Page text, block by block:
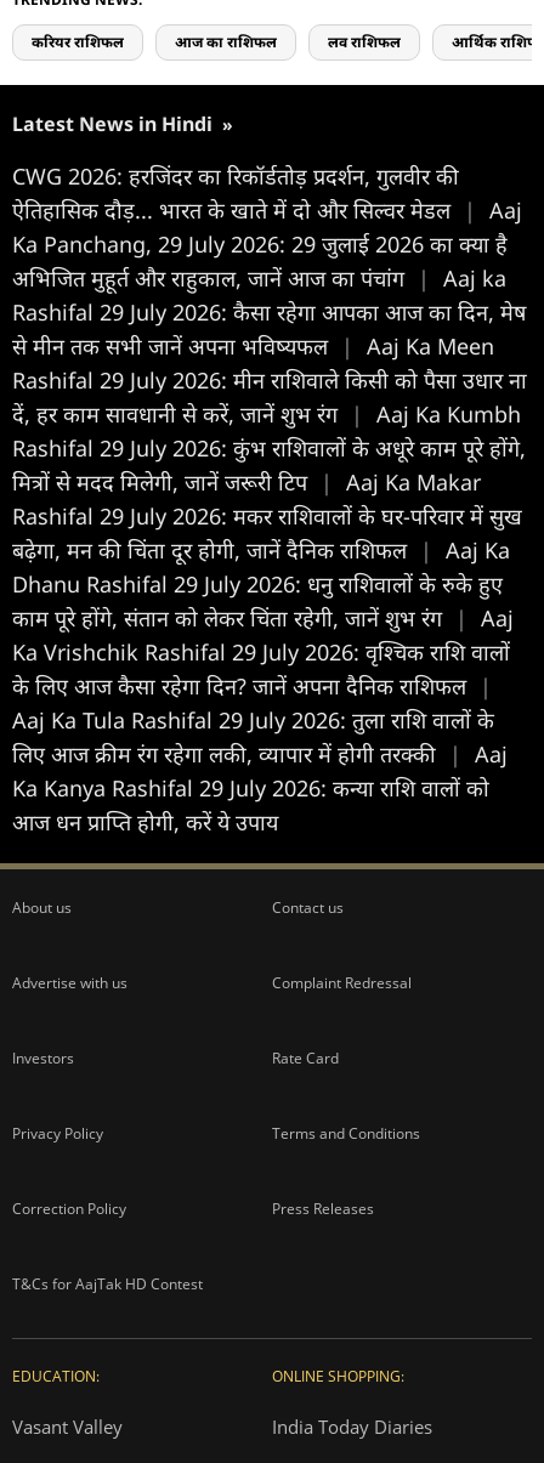
करियर राशिफल आज का राशिफल लव राशिफल आर्थिक
Latest News in Hindi »
CWG 2026: हरजिंदर का रिकॉर्डतोड़ प्रदर्शन, गुलवीर की
ऐतिहासिक दौड़... भारत के खाते में दो और सिल्वर मेडल |
Aaj
Ka Panchang, 29 July 2026: 29 जुलाई 2026 का क्या है
अभिजित मुहूर्त और राहुकाल, जानें आज का पंचांग |
Aaj ka
Rashifal 29 July 2026: कैसा रहेगा आपका आज का द‍िन, मेष
से मीन तक सभी जानें अपना भविष्यफल |
Aaj Ka Meen
Rashifal 29 July 2026: मीन राशिवाले किसी को पैसा उधार ना
दें, हर काम सावधानी से करें, जानें शुभ रंग |
Aaj Ka Kumbh
Rashifal 29 July 2026: कुंभ राशिवालों के अधूरे काम पूरे होंगे,
मित्रों से मदद मिलेगी, जानें जरूरी टिप |
Aaj Ka Makar
Rashifal 29 July 2026: मकर राशिवालों के घर-परिवार में सुख
बढ़ेगा, मन की चिंता दूर होगी, जानें दैनिक राशिफल |
Aaj Ka
Dhanu Rashifal 29 July 2026: धनु राशिवालों के रुके हुए
काम पूरे होंगे, संतान को लेकर चिंता रहेगी, जानें शुभ रंग |
Aaj
Ka Vrishchik Rashifal 29 July 2026: वृश्चिक राशि वालों
के लिए आज कैसा रहेगा दिन? जानें अपना दैनिक राशिफल |
Aaj Ka Tula Rashifal 29 July 2026: तुला राशि वालों के
लिए आज क्रीम रंग रहेगा लकी, व्यापार में होगी तरक्की
|
Aaj
Ka Kanya Rashifal 29 July 2026: कन्या राशि वालों को
आज धन प्राप्ति होगी, करें ये उपाय
About us Contact us
Advertise with us Complaint Redressal
Investors Rate Card
Privacy Policy Terms and Conditions
Correction Policy Press Releases
T&Cs for AajTak HD Contest
EDUCATION:
Vasant Valley
ONLINE SHOPPING:
India Today Diaries